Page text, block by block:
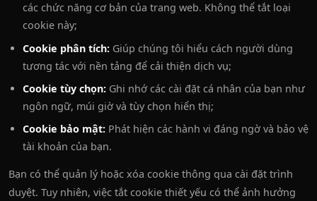
các chức năng cơ bản của trang web. Không thể tắt loại
cookie này;
Cookie phân tích: Giúp chúng tôi hiểu cách người dùng
tương tác với nền tảng để cải thiện dịch vụ;
Cookie tùy chọn: Ghi nhớ các cài đặt cá nhân của bạn như
ngôn ngữ, múi giờ và tùy chọn hiển thị;
Cookie bảo mật: Phát hiện các hành vi đáng ngờ và bảo vệ
tài khoản của bạn.
Bạn có thể quản lý hoặc xóa cookie thông qua cài đặt trình
duyệt. Tuy nhiên, việc tắt cookie thiết yếu có thể ảnh hưởng